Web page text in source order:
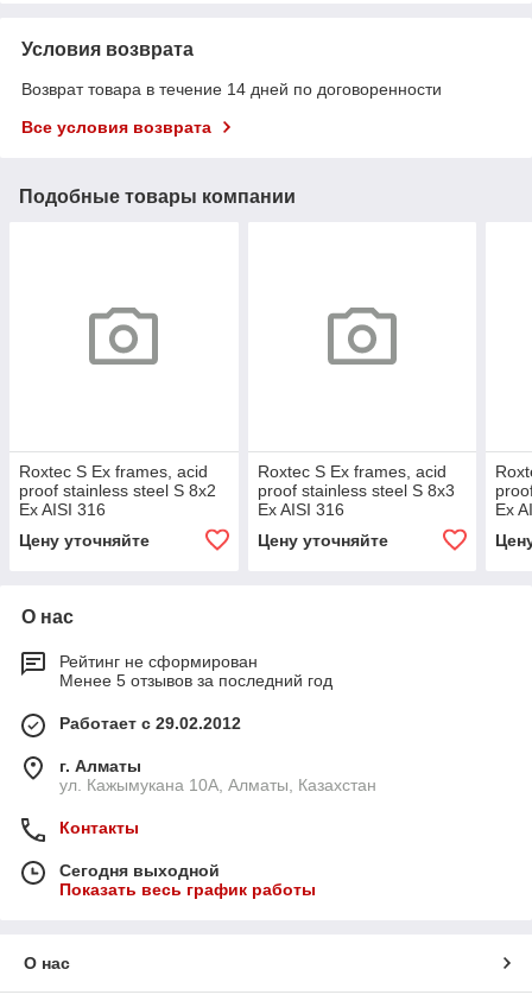
Условия возврата
Возврат товара в течение 14 дней по договоренности
Все условия возврата
Подобные товары компании
Roxtec S Ex frames, acid
proof stainless steel S 8x2
Ex AISI 316
Цену уточняйте
Roxtec S Ex frames, acid
proof stainless steel S 8x3
Ex AISI 316
Цену уточняйте
Ex
О нас
Рейтинг не сформирован
Менее 5 отзывов за последний год
Работает с 29.02.2012
г. Алматы
ул. Кажымукана 10А, Алматы, Казахстан
Контакты
Сегодня выходной
Показать весь график работы
О нас